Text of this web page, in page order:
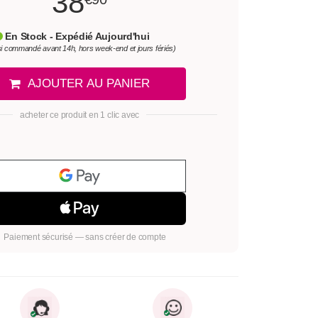
En Stock - Expédié Aujourd'hui
commandé avant 14h, hors week-end et jours fériés)
AJOUTER AU PANIER
acheter ce produit en 1 clic avec
Paiement sécurisé — sans créer de compte